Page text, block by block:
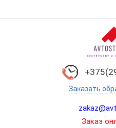
Заказать
Заказ